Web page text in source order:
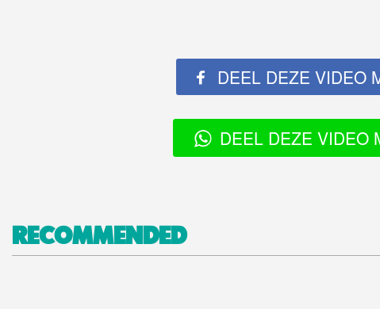
DEEL DEZE VIDEO
DEEL DEZE VIDEO
RECOMMENDED